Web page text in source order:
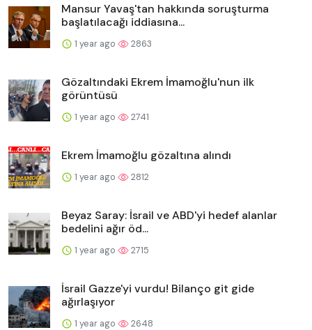
Mansur Yavaş'tan hakkında soruşturma
başlatılacağı iddiasına...
1 year ago 2863
Gözaltındaki Ekrem İmamoğlu'nun ilk
görüntüsü
1 year ago 2741
Ekrem İmamoğlu gözaltına alındı
1 year ago 2812
Beyaz Saray: İsrail ve ABD'yi hedef alanlar
bedelini ağır öd...
1 year ago 2715
İsrail Gazze'yi vurdu! Bilanço git gide
ağırlaşıyor
1 year ago 2648